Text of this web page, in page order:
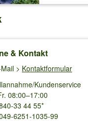
& Kontakt
> Kontaktformular
Kundenservice
08:00–17:00
33 44 55*
6251-1035-99